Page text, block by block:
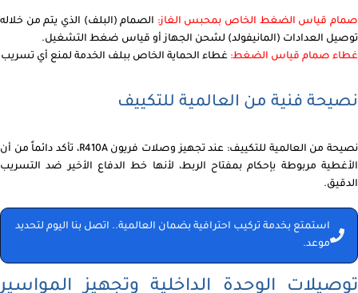
صمام قياس الضغط الخاص بمحبس الغاز: الصمام (البلف) الذي يتم من خلاله
توصيل العدادات (المانيفولد) لشحن الجهاز أو قياس ضغط التشغيل.
غطاء صمام قياس الضغط: غطاء الحماية الخاص ببلف الخدمة لمنع أي تسريب
نصيحة فنية من العالمية للتكييف
نصيحة من العالمية للتكييف: عند تجهيز وصلات فريون R410A، تأكد دائماً من أن
الأغطية مربوطة بإحكام بمفتاح الربط، لأنها خط الدفاع الأخير ضد التسريب
الدقيق.
استمتع بخدمة تركيب احترافية بضمان العالمية.. اتصل بنا اليوم لتحديد
موعد.
توصيلات الوحدة الداخلية وتجهيز المواسير